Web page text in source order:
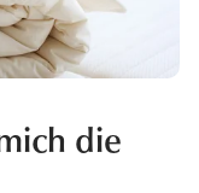
die